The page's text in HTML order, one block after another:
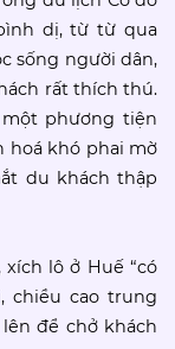
dị, từ từ qua
sống người dân,
rất thích thú.
phương tiện
hoá khó phai mờ
du khách thập
xích lô ở Huế “có
chiều cao trung
để chở khách